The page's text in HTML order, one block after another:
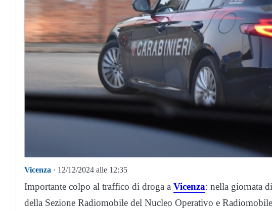
Vicenza · 12/12/2024 alle 12:35
Importante colpo al traffico di droga a Vicenza: nella giornata
della Sezione Radiomobile del Nucleo Operativo e